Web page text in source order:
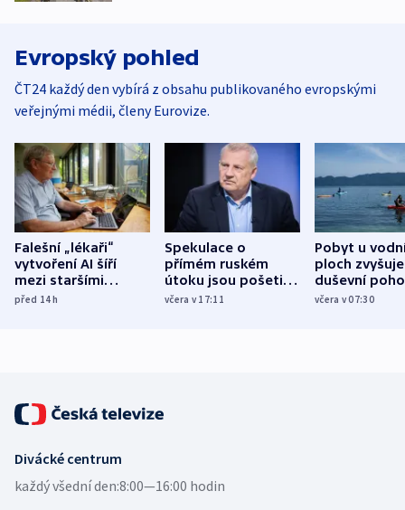
Evropský pohled
ČT24 každý den vybírá z obsahu publikovaného evropskými
veřejnými médii, členy Eurovize.
Falešní „lékaři“
vytvoření AI šíří
mezi staršími
Poláky nebezpečné
před 14h
Spekulace o
přímém ruském
útoku jsou pošetilé,
míní estonský
včera v 17:11
Pobyt u
ploch zvyšuje
duševní
ukázala
včera v 07:30
Divácké centrum
každý všední den:8:00—16:00 hodin